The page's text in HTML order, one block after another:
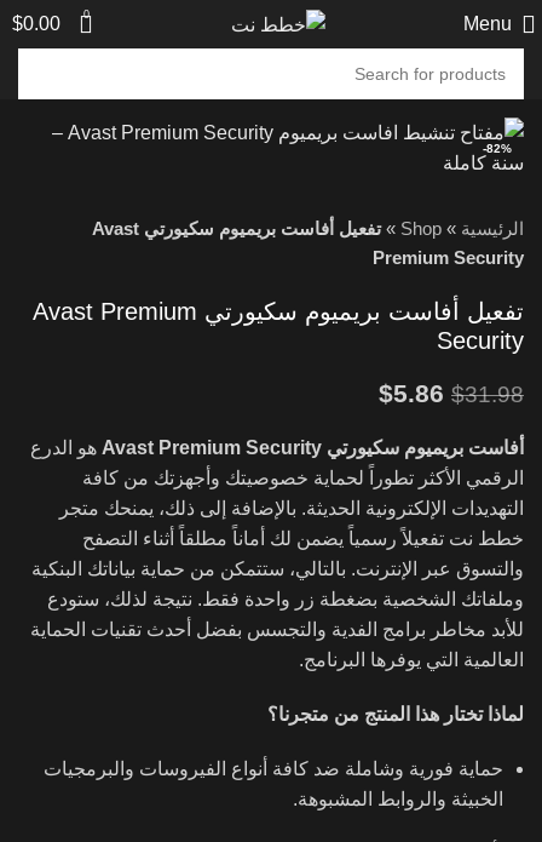
Menu
0
$0.00
-82%
الرئيسية »
Shop
»
تفعيل أفاست بريميوم سكيورتي Avast
Premium Security
تفعيل أفاست بريميوم سكيورتي Avast Premium
Security
$31.98
$5.86
أفاست بريميوم سكيورتي Avast Premium Security
هو الدرع
الرقمي الأكثر تطوراً لحماية خصوصيتك وأجهزتك من كافة
التهديدات الإلكترونية الحديثة. بالإضافة إلى ذلك، يمنحك متجر
خطط نت تفعيلاً رسمياً يضمن لك أماناً مطلقاً أثناء التصفح
والتسوق عبر الإنترنت. بالتالي، ستتمكن من حماية بياناتك البنكية
وملفاتك الشخصية بضغطة زر واحدة فقط. نتيجة لذلك، ستودع
للأبد مخاطر برامج الفدية والتجسس بفضل أحدث تقنيات الحماية
العالمية التي يوفرها البرنامج.
لماذا تختار هذا المنتج من متجرنا؟
حماية فورية وشاملة ضد كافة أنواع الفيروسات والبرمجيات
الخبيثة والروابط المشبوهة.